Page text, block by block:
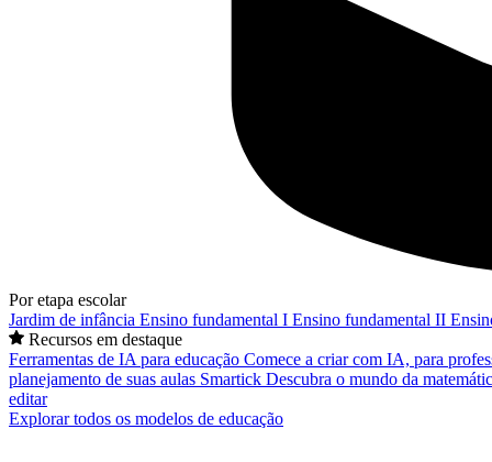
Por etapa escolar
Jardim de infância Ensino fundamental I Ensino fundamental II
Recursos em destaque
Ferramentas de IA para educação Comece a criar com IA, para
planejamento de suas aulas Smartick Descubra o mundo da
editar
Explorar todos os modelos de educação